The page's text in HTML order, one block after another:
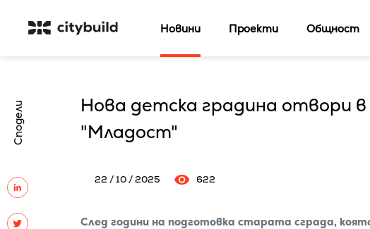
Новини Проекти Общност
Сподели
Нова детска градина отвори
"Младост"
22 / 10 / 2025 622
След години на подготовка старата сграда,